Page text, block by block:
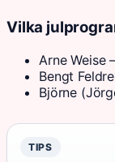
Vilka
Arne Weise
Bengt
Björne
TIPS